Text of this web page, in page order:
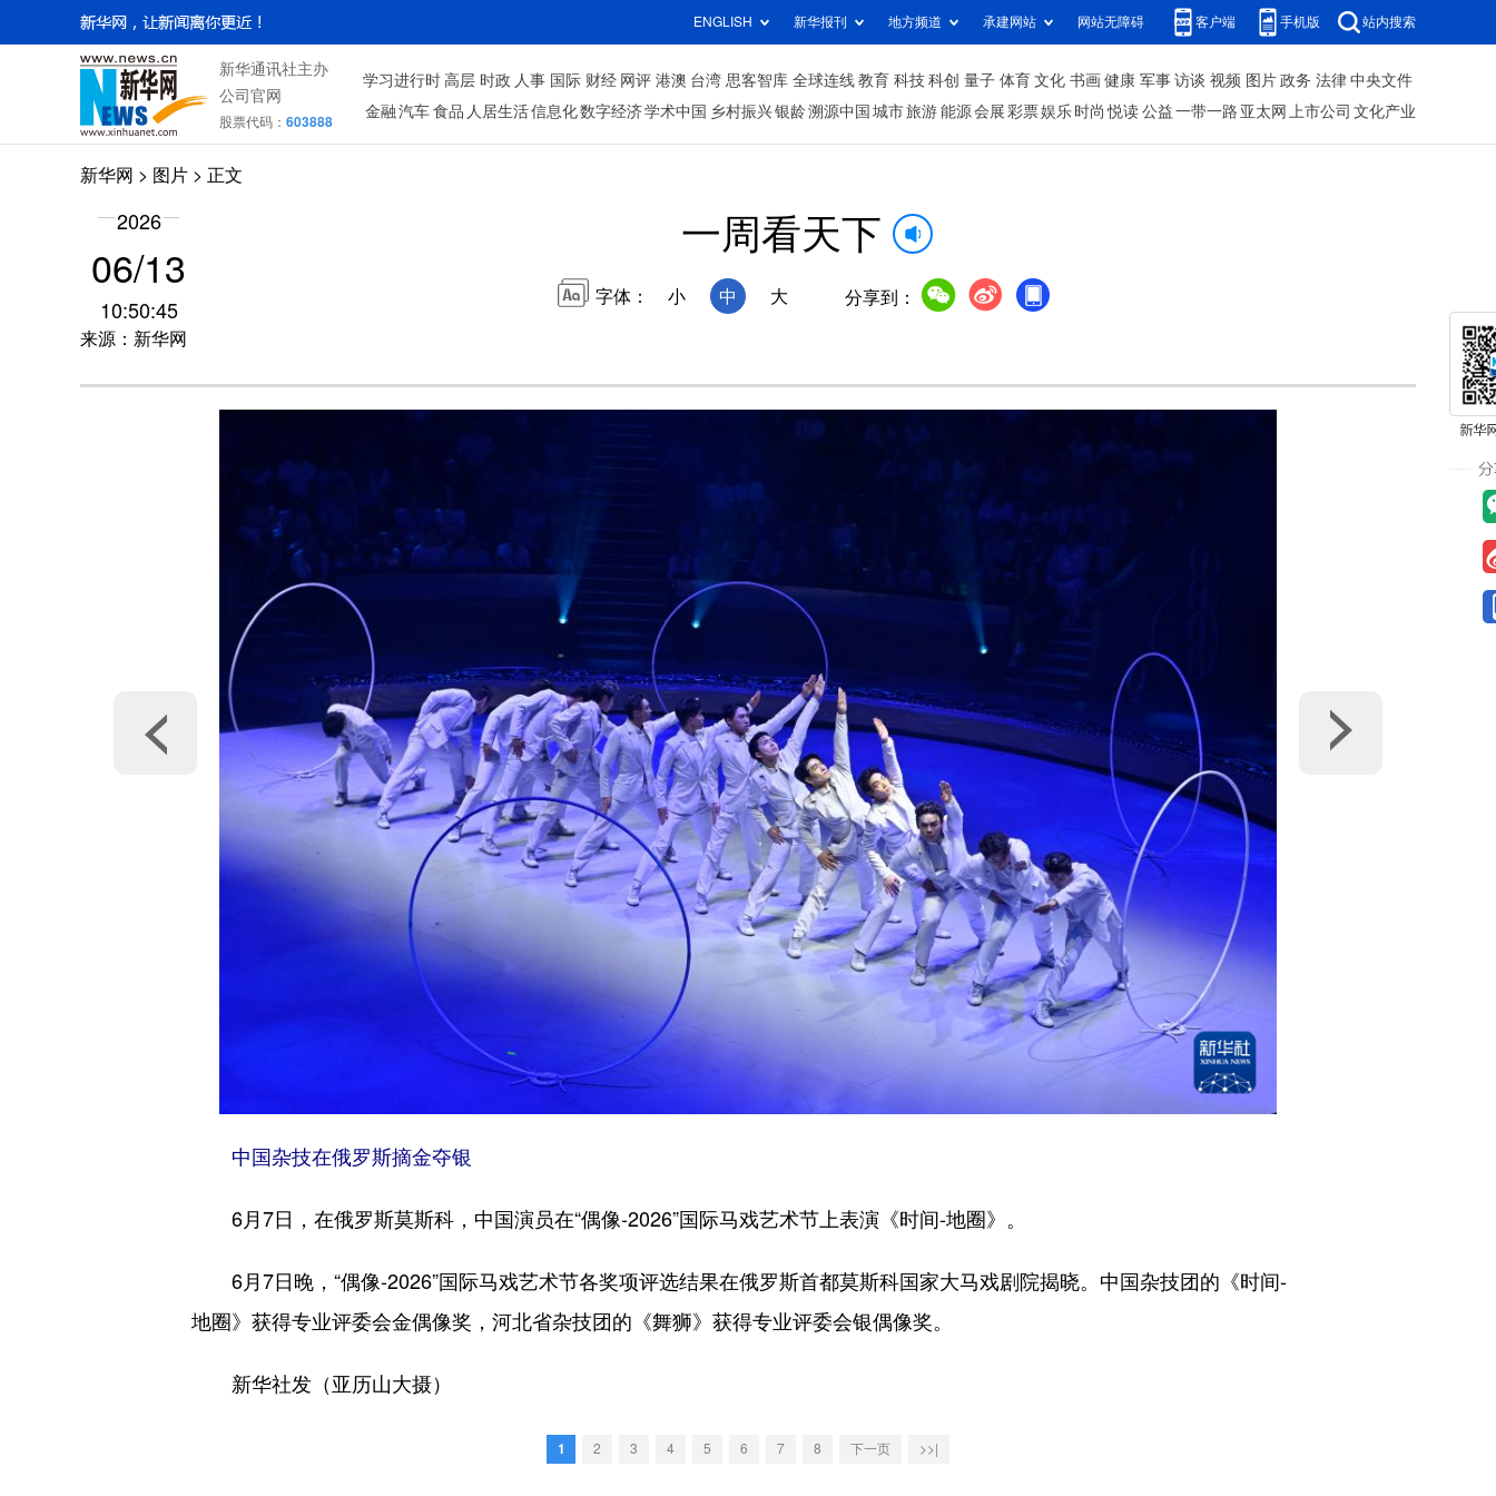
ENGLISH 新华报刊 地方频道 承建网站 网站无障碍 客户端 手机版 站内搜索
新华通讯社主办
公司官网
股票代码： 603888
学习进行时 高层 时政 人事 国际 财经 网评 港澳 台湾 思客智库 全球连线 教育 科技 科创 量子 体育 文化 书画 健康 军事 访谈 视频 图片 政务 法律 中央文件
金融 汽车 食品 人居生活信息化数字经济学术中国 乡村振兴银龄溯源中国 城市旅游 能源 会展 彩票娱乐 时尚 悦读 公益 一带一路 亚太网 上市公司 文化产业
新华网 > 图片 > 正文
2026
06/13
10:50:45
来源：新华网
一周看天下
字体： 小 中 大 分享到：
中国杂技在俄罗斯摘金夺银
6月7日，在俄罗斯莫斯科，中国演员在“偶像-2026”国际马戏艺术节上表演《时间-地圈》。
6月7日晚，“偶像-2026”国际马戏艺术节各奖项评选结果在俄罗斯首都莫斯科国家大马戏剧院揭晓。中国杂技团的《时间-
地圈》获得专业评委会金偶像奖，河北省杂技团的《舞狮》获得专业评委会银偶像奖。
新华社发（亚历山大摄）
1 2 3 4 5 6 7 8 下一页 >>|